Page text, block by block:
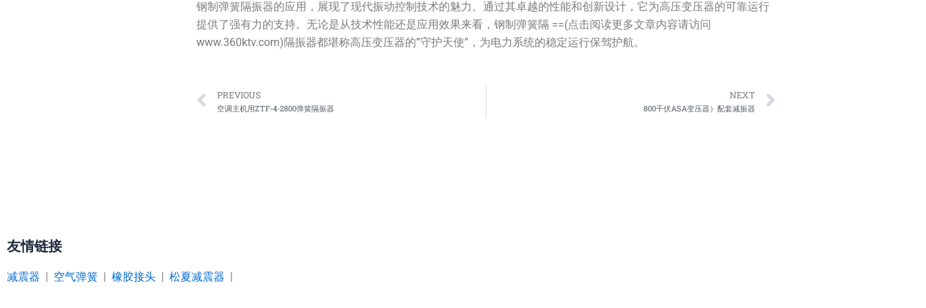
钢制弹簧隔振器的应用，展现了现代振动控制技术的魅力。通过其卓越的性能和创新设计，它为高压变压器的可靠运行
提供了强有力的支持。无论是从技术性能还是应用效果来看，钢制弹簧隔 ==(点击阅读更多文章内容请访问
www.360ktv.com)隔振器都堪称高压变压器的”守护天使”，为电力系统的稳定运行保驾护航。
Prev
PREVIOUS
空调主机用ZTF-4-2800弹簧隔振器
NEXT
800千伏ASA变压器）配套减振器
友情链接
减震器 | 空气弹簧 | 橡胶接头 | 松夏减震器 |